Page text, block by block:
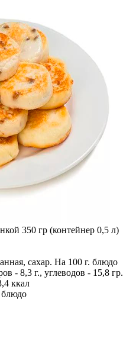
350 гр (контейнер 0,5 л)
сахар. На 100 г. блюдо
- 8,3 г., углеводов - 15,8 гр.
ккал